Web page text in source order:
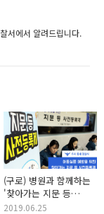
서에서 알려드립니다.
(구로) 병원과 함께하는
'찾아가는 지문 등
사전등록제'
2019.06.25